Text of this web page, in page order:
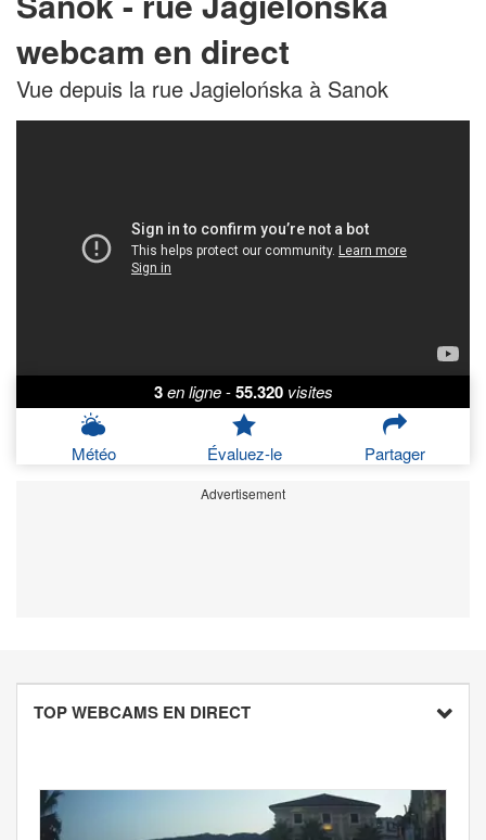
webcam en direct
Vue depuis la rue Jagielońska à Sanok
3 en ligne - 55.320 visites
Météo Évaluez-le Partager
Advertisement
TOP WEBCAMS EN DIRECT